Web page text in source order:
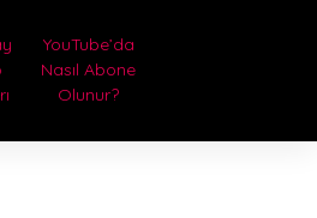
YouTube’da
Nasıl Abone
Olunur?